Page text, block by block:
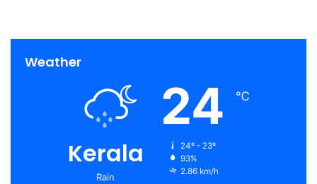
Weather
Kerala
Rain
24 ℃
24º - 23º
93%
2.86 km/h